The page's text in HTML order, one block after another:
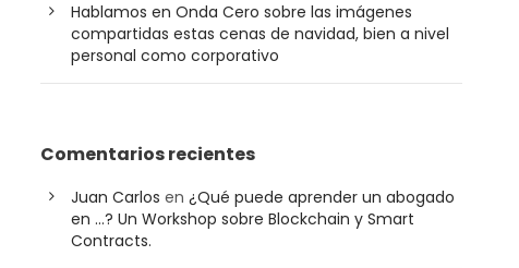
Hablamos en Onda Cero sobre las imágenes
compartidas estas cenas de navidad, bien a nivel
personal como corporativo
Comentarios recientes
Juan Carlos en¿Qué puede aprender un abogado
en …? Un Workshop sobre Blockchain y Smart
Contracts.